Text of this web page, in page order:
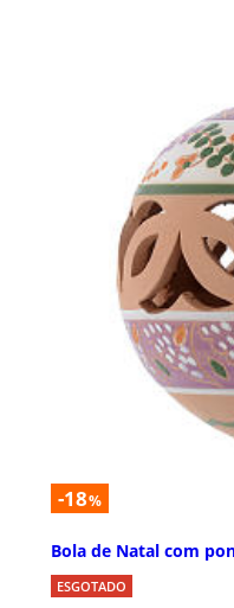
-18%
Bola de Natal com
ESGOTADO